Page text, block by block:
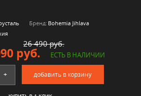
Бренд: Bohemia Jihlava
26 490 руб.
руб. ЕСТЬ В НАЛИЧИИ
+ добавить в корзину